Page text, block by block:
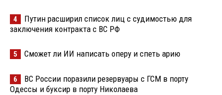
4
Путин расширил список лиц с судимостью для
заключения контракта с ВС РФ
5 Сможет ли ИИ написать оперу и спеть арию
6
ВС России поразили резервуары с ГСМ в порту
Одессы и буксир в порту Николаева